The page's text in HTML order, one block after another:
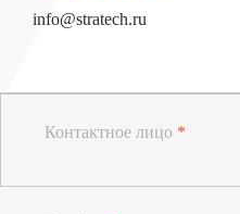
info@stratech.ru
Контактное лицо *